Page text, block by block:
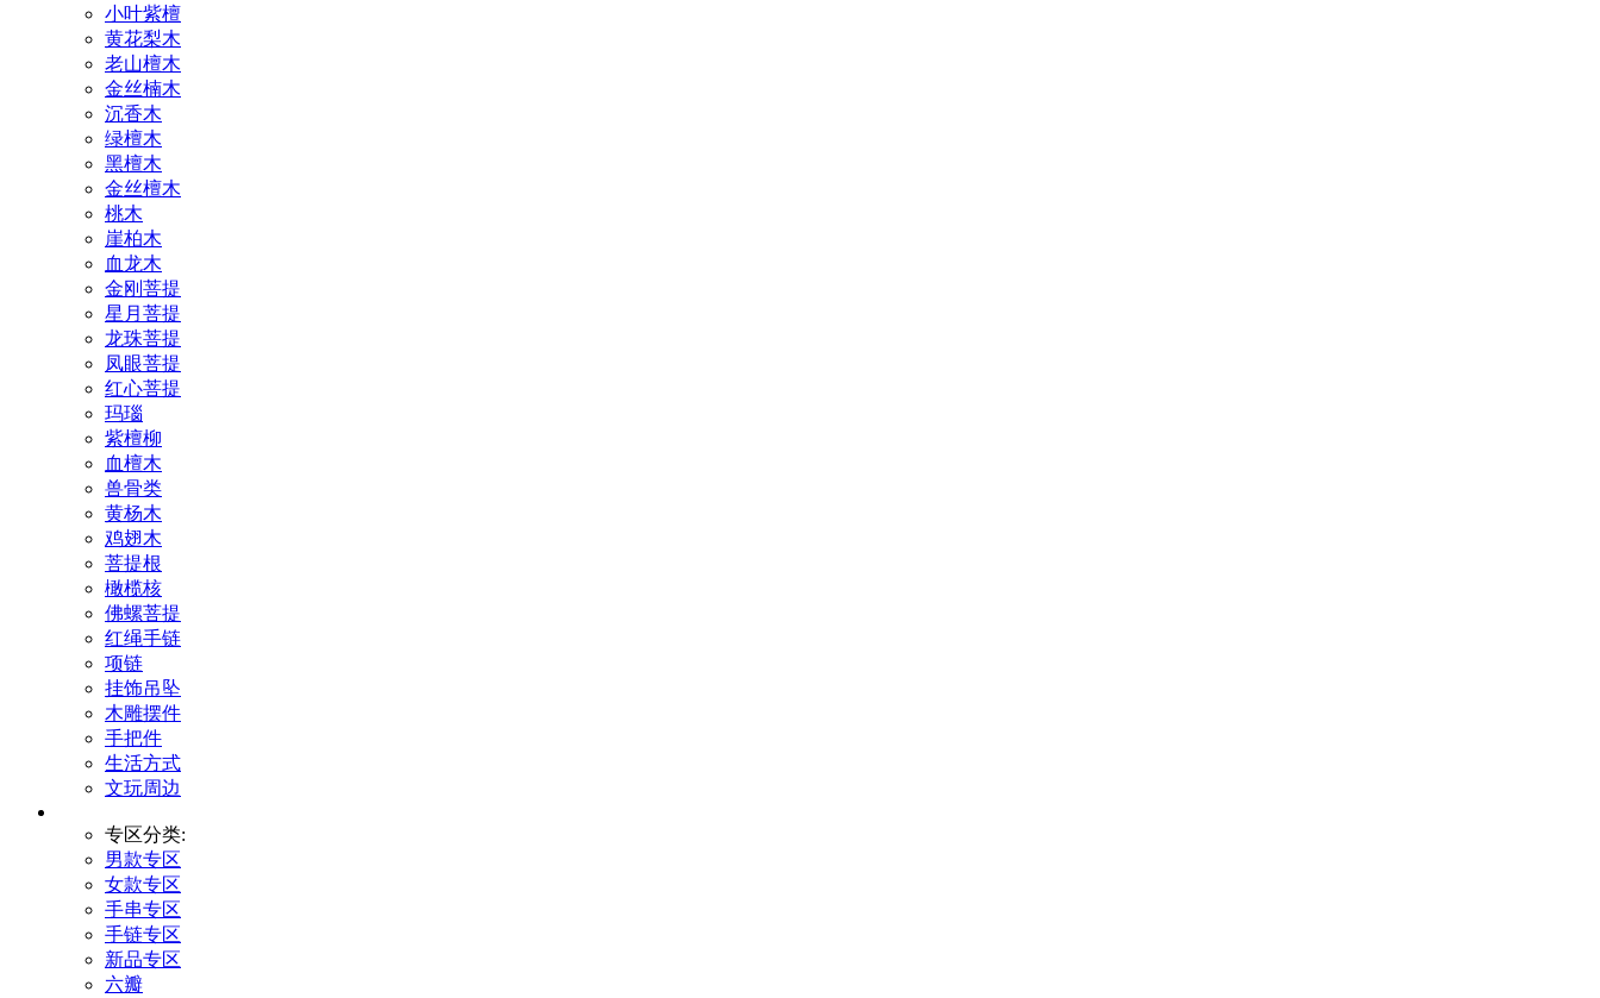
小叶紫檀
黄花梨木
老山檀木
金丝楠木
沉香木
绿檀木
黑檀木
金丝檀木
桃木
崖柏木
血龙木
金刚菩提
星月菩提
龙珠菩提
凤眼菩提
红心菩提
玛瑙
紫檀柳
血檀木
兽骨类
黄杨木
鸡翅木
菩提根
橄榄核
佛螺菩提
红绳手链
项链
挂饰吊坠
木雕摆件
手把件
生活方式
文玩周边
专区分类:
男款专区
女款专区
手串专区
手链专区
新品专区
六瓣